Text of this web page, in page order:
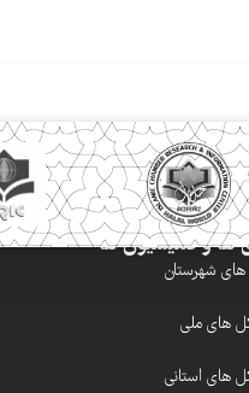
ها و کمیسیون ها
های شهرستان
های ملی
های استانی